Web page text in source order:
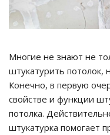
Многие не знают не
штукатурить потолок,
Конечно, в первую
свойстве и функции
потолка.
штукатурка помогает